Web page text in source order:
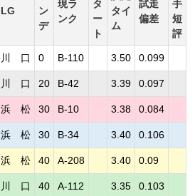
LG
ン
デ
現ラ
ンク
タ
ー
ト
タイ
ム
試走
偏差
手
短
評
川 口 0 B-110 3.50 0.099
川 口 20 B-42 3.39 0.097
浜 松 30 B-10 3.38 0.084
浜 松 30 B-34 3.40 0.106
浜 松 40 A-208 3.40 0.09
川 口 40 A-112 3.35 0.103